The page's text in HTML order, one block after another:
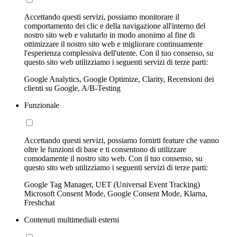
Accettando questi servizi, possiamo monitorare il
comportamento dei clic e della navigazione all'interno del
nostro sito web e valutarlo in modo anonimo al fine di
ottimizzare il nostro sito web e migliorare continuamente
l'esperienza complessiva dell'utente. Con il tuo consenso, su
questo sito web utilizziamo i seguenti servizi di terze parti:
Google Analytics, Google Optimize, Clarity, Recensioni dei
clienti su Google, A/B-Testing
Funzionale
Accettando questi servizi, possiamo fornirti feature che vanno
oltre le funzioni di base e ti consentono di utilizzare
comodamente il nostro sito web. Con il tuo consenso, su
questo sito web utilizziamo i seguenti servizi di terze parti:
Google Tag Manager, UET (Universal Event Tracking)
Microsoft Consent Mode, Google Consent Mode, Klarna,
Freshchat
Contenuti multimediali esterni